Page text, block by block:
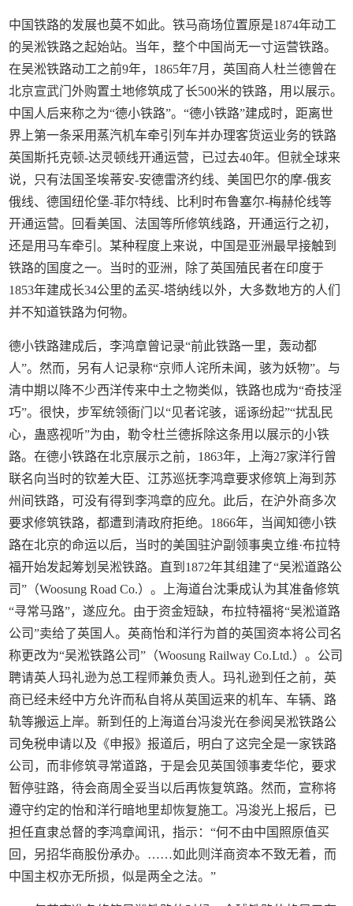
中国铁路的发展也莫不如此。铁马商场位置原是1874年动工
的吴淞铁路之起始站。当年，整个中国尚无一寸运营铁路。
在吴淞铁路动工之前9年，1865年7月，英国商人杜兰德曾在
北京宣武门外购置土地修筑成了长500米的铁路，用以展示。
中国人后来称之为“德小铁路”。“德小铁路”建成时，距离世
界上第一条采用蒸汽机车牵引列车并办理客货运业务的铁路
英国斯托克顿-达灵顿线开通运营，已过去40年。但就全球来
说，只有法国圣埃蒂安-安德雷济约线、美国巴尔的摩-俄亥
俄线、德国纽伦堡-菲尔特线、比利时布鲁塞尔-梅赫伦线等
开通运营。回看美国、法国等所修筑线路，开通运行之初，
还是用马车牵引。某种程度上来说，中国是亚洲最早接触到
铁路的国度之一。当时的亚洲，除了英国殖民者在印度于
1853年建成长34公里的孟买-塔纳线以外，大多数地方的人们
并不知道铁路为何物。
德小铁路建成后，李鸿章曾记录“前此铁路一里，轰动都
人”。然而，另有人记录称“京师人诧所未闻，骇为妖物”。与
清中期以降不少西洋传来中土之物类似，铁路也成为“奇技淫
巧”。很快，步军统领衙门以“见者诧骇，谣诼纷起”“扰乱民
心，蛊惑视听”为由，勒令杜兰德拆除这条用以展示的小铁
路。在德小铁路在北京展示之前，1863年，上海27家洋行曾
联名向当时的钦差大臣、江苏巡抚李鸿章要求修筑上海到苏
州间铁路，可没有得到李鸿章的应允。此后，在沪外商多次
要求修筑铁路，都遭到清政府拒绝。1866年，当闻知德小铁
路在北京的命运以后，当时的美国驻沪副领事奥立维·布拉特
福开始发起筹划吴淞铁路。直到1872年其组建了“吴淞道路公
司”（Woosung Road Co.）。上海道台沈秉成认为其准备修筑
“寻常马路”，遂应允。由于资金短缺，布拉特福将“吴淞道路
公司”卖给了英国人。英商怡和洋行为首的英国资本将公司名
称更改为“吴淞铁路公司”（Woosung Railway Co.Ltd.）。公司
聘请英人玛礼逊为总工程师兼负责人。玛礼逊到任之前，英
商已经未经中方允许而私自将从英国运来的机车、车辆、路
轨等搬运上岸。新到任的上海道台冯浚光在参阅吴淞铁路公
司免税申请以及《申报》报道后，明白了这完全是一家铁路
公司，而非修筑寻常道路，于是会见英国领事麦华佗，要求
暂停驻路，待会商周全妥当以后再恢复筑路。然而，宣称将
遵守约定的怡和洋行暗地里却恢复施工。冯浚光上报后，已
担任直隶总督的李鸿章闻讯，指示：“何不由中国照原值买
回，另招华商股份承办。……如此则洋商资本不致无着，而
中国主权亦无所损，似是两全之法。”